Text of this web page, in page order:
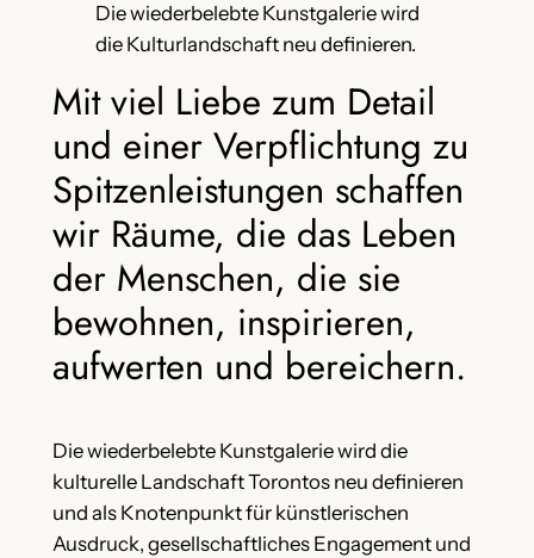
Die wiederbelebte Kunstgalerie wird
die Kulturlandschaft neu definieren.
Mit viel Liebe zum Detail
und einer Verpflichtung zu
Spitzenleistungen schaffen
wir Räume, die das Leben
der Menschen, die sie
bewohnen, inspirieren,
aufwerten und bereichern.
Die wiederbelebte Kunstgalerie wird die
kulturelle Landschaft Torontos neu definieren
und als Knotenpunkt für künstlerischen
Ausdruck, gesellschaftliches Engagement und